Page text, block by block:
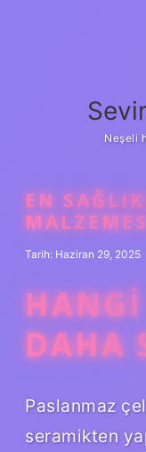
Neşeli
EN
Tarih: Haziran 29, 2025
HANGI
DAHA
Paslanmaz
seramikten